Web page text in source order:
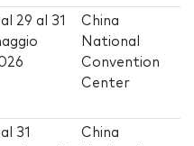
29 al 31
China
National
Convention
Center
31
China